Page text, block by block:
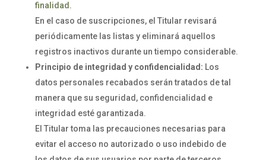
finalidad .
En el caso de suscripciones, el Titular revisará
periódicamente las listas y eliminará aquellos
registros inactivos durante un tiempo considerable.
Principio de integridad y confidencialidad: Los
datos personales recabados serán tratados de tal
manera que su seguridad, confidencialidad e
integridad esté garantizada.
El Titular toma las precauciones necesarias para
evitar el acceso no autorizado o uso indebido de